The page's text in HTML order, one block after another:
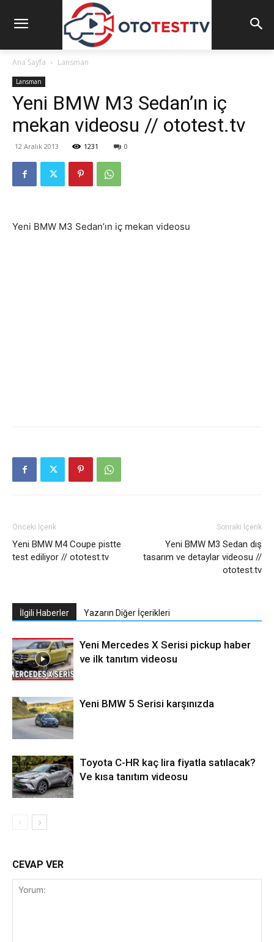
Ana Sayfa Lansman
Lansman
Yeni BMW M3 Sedan’ın iç
mekan videosu // ototest.tv
12 Aralık 2013 1231 0
Yeni BMW M3 Sedan’ın iç mekan videosu
Önceki İçerik
Yeni BMW M4 Coupe pistte
test ediliyor // ototest.tv
Sonraki İçerik
Yeni BMW M3 Sedan dış
tasarım ve detaylar videosu //
ototest.tv
İlgili Haberler Yazarın Diğer İçerikleri
Yeni Mercedes X Serisi pickup haber
ve ilk tanıtım videosu
Yeni BMW 5 Serisi karşınızda
Toyota C-HR kaç lira fiyatla satılacak?
Ve kısa tanıtım videosu
CEVAP VER